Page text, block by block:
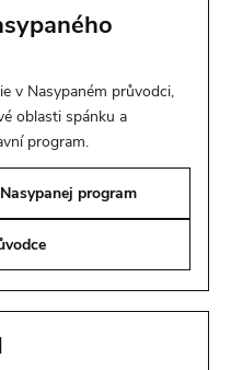
v Nasypaném průvodci,
oblasti spánku a
program.
program